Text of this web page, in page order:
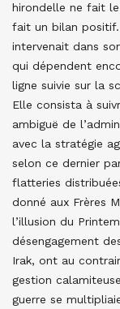
hirondelle ne fait
fait un bilan positif.
intervenait dans
qui dépendent
ligne suivie sur la
Elle consista à
ambiguë de
avec la stratégie
selon ce dernier
flatteries
donné aux Frères
l’illusion du
désengagement
Irak, ont au
gestion
guerre se